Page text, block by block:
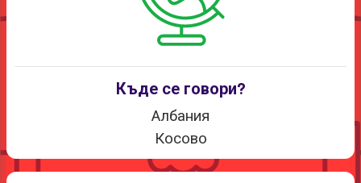
Къде се говори?
Албания
Косово